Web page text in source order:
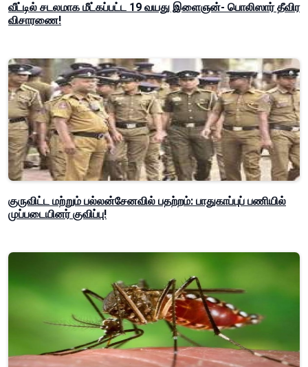
வீட்டில் சடலமாக மீட்கப்பட்ட 19 வயது இளைஞன்- பொலிஸார் தீவிர
விசாரணை!
குருவிட்ட மற்றும் பல்லன்சேனவில் பதற்றம்: பாதுகாப்புப் பணியில்
முப்படையினர் குவிப்பு!